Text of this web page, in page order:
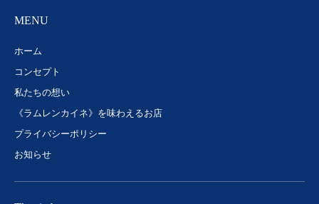
MENU
ホーム
コンセプト
私たちの想い
《ラムレンカイネ》を味わえるお店
プライバシーポリシー
お知らせ